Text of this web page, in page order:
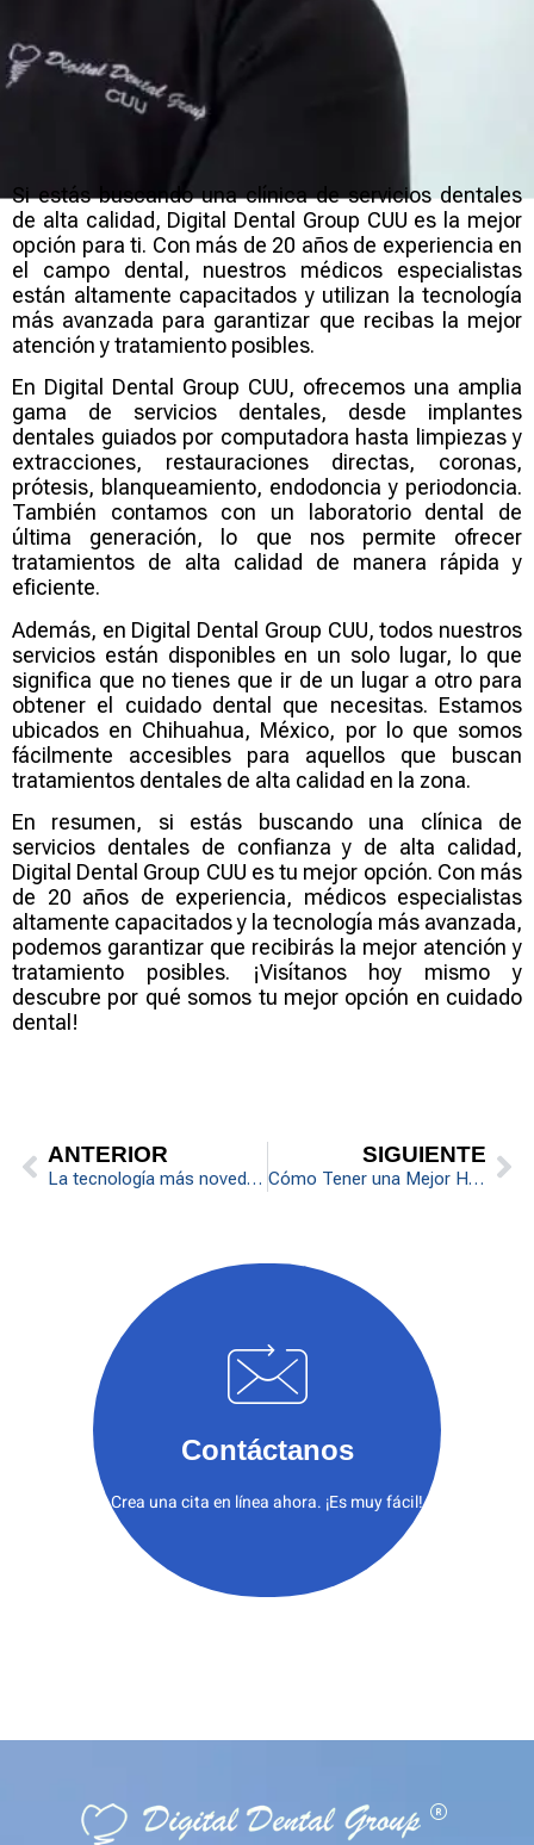
Si estás buscando una clínica de servicios dentales
de alta calidad, Digital Dental Group CUU es la mejor
opción para ti. Con más de 20 años de experiencia en
el campo dental, nuestros médicos especialistas
están altamente capacitados y utilizan la tecnología
más avanzada para garantizar que recibas la mejor
atención y tratamiento posibles.
En Digital Dental Group CUU, ofrecemos una amplia
gama de servicios dentales, desde implantes
dentales guiados por computadora hasta limpiezas y
extracciones, restauraciones directas, coronas,
prótesis, blanqueamiento, endodoncia y periodoncia.
También contamos con un laboratorio dental de
última generación, lo que nos permite ofrecer
tratamientos de alta calidad de manera rápida y
eficiente.
Además, en Digital Dental Group CUU, todos nuestros
servicios están disponibles en un solo lugar, lo que
significa que no tienes que ir de un lugar a otro para
obtener el cuidado dental que necesitas. Estamos
ubicados en Chihuahua, México, por lo que somos
fácilmente accesibles para aquellos que buscan
tratamientos dentales de alta calidad en la zona.
En resumen, si estás buscando una clínica de
servicios dentales de confianza y de alta calidad,
Digital Dental Group CUU es tu mejor opción. Con más
de 20 años de experiencia, médicos especialistas
altamente capacitados y la tecnología más avanzada,
podemos garantizar que recibirás la mejor atención y
tratamiento posibles. ¡Visítanos hoy mismo y
descubre por qué somos tu mejor opción en cuidado
dental!
ANTERIOR
La tecnología más novedosa para implantes dentales
SIGUIENTE
Cómo Tener una Mejor Higiene Bucal: Consejos y Prácticas Esenciales
Contáctanos
Crea una cita en línea ahora. ¡Es muy fácil!
CONTÁCTANOS AHORA